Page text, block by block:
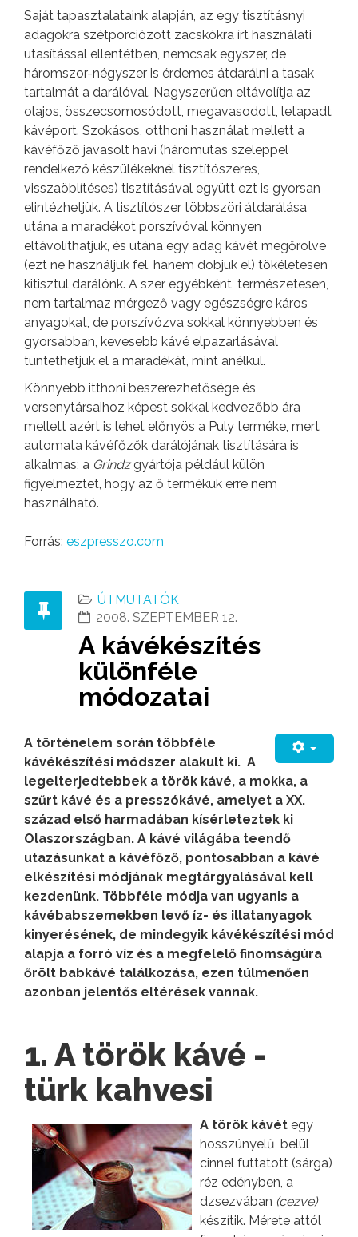
Saját tapasztalataink alapján, az egy tisztításnyi
adagokra szétporciózott zacskókra írt használati
utasítással ellentétben, nemcsak egyszer, de
háromszor-négyszer is érdemes átdarálni a tasak
tartalmát a darálóval. Nagyszerűen eltávolítja az
olajos, összecsomosódott, megavasodott, letapadt
kávéport. Szokásos, otthoni használat mellett a
kávéfőző javasolt havi (háromutas szeleppel
rendelkező készülékeknél tisztítószeres,
visszaöblítéses) tisztításával együtt ezt is gyorsan
elintézhetjük. A tisztítószer többszöri átdarálása
utána a maradékot porszívóval könnyen
eltávolíthatjuk, és utána egy adag kávét megőrölve
(ezt ne használjuk fel, hanem dobjuk el) tökéletesen
kitisztul darálónk. A szer egyébként, természetesen,
nem tartalmaz mérgező vagy egészségre káros
anyagokat, de porszívózva sokkal könnyebben és
gyorsabban, kevesebb kávé elpazarlásával
tüntethetjük el a maradékát, mint anélkül.
Könnyebb itthoni beszerezhetősége és
versenytársaihoz képest sokkal kedvezőbb ára
mellett azért is lehet előnyös a Puly terméke, mert
automata kávéfőzők darálójának tisztítására is
alkalmas; a Grindzgyártója például külön
figyelmeztet, hogy az ő termékük erre nem
használható.
Forrás: eszpresszo.com
ÚTMUTATÓK
2008. SZEPTEMBER 12.
A kávékészítés
különféle
módozatai
A történelem során többféle
kávékészítési módszer alakult ki. A
legelterjedtebbek a török kávé, a mokka, a
szűrt kávé és a presszókávé, amelyet a XX.
század első harmadában kísérleteztek ki
Olaszországban. A kávé világába teendő
utazásunkat a kávéfőző, pontosabban a kávé
elkészítési módjának megtárgyalásával kell
kezdenünk. Többféle módja van ugyanis a
kávébabszemekben levő íz- és illatanyagok
kinyerésének, de mindegyik kávékészítési mód
alapja a forró víz és a megfelelő finomságúra
őrölt babkávé találkozása, ezen túlmenően
azonban jelentős eltérések vannak.
1. A török kávé -
türk kahvesi
A török kávét egy
hosszúnyelű, belül
cinnel futtatott (sárga)
réz edényben, a
dzsezvában (cezve)
készítik. Mérete attól